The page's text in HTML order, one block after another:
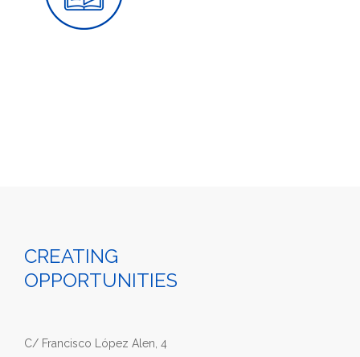
ENGLISH
CREATING
OPPORTUNITIES
C/ Francisco López Alen, 4